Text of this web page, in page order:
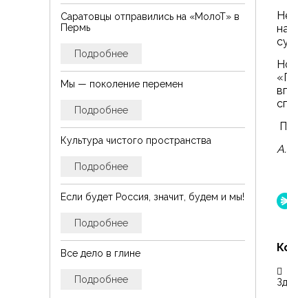
Саратовцы отправились на «МолоТ» в
Пермь
Подробнее
Мы — поколение перемен
Подробнее
Культура чистого пространства
Подробнее
Если будет Россия, значит, будем и мы!
Подробнее
Все дело в глине
Подробнее